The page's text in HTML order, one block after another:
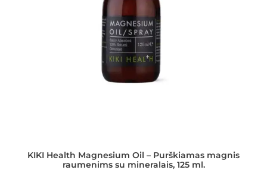
KIKI Health Magnesium Oil – Purškiamas magnis
raumenims su mineralais, 125 ml.